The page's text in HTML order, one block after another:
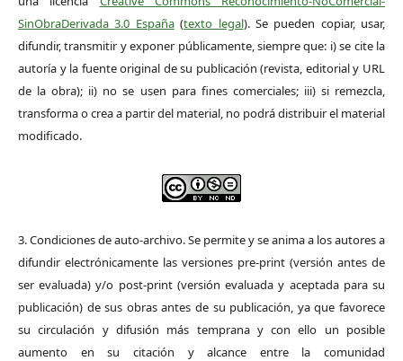
SinObraDerivada 3.0 España(texto legal). Se pueden copiar, usar,
difundir, transmitir y exponer públicamente, siempre que: i) se cite la
autoría y la fuente original de su publicación (revista, editorial y URL
de la obra); ii) no se usen para fines comerciales; iii) si remezcla,
transforma o crea a partir del material, no podrá distribuir el material
modificado.
3. Condiciones de auto-archivo. Se permite y se anima a los autores a
difundir electrónicamente las versiones pre-print (versión antes de
ser evaluada) y/o post-print (versión evaluada y aceptada para su
publicación) de sus obras antes de su publicación, ya que favorece
su circulación y difusión más temprana y con ello un posible
aumento en su citación y alcance entre la comunidad